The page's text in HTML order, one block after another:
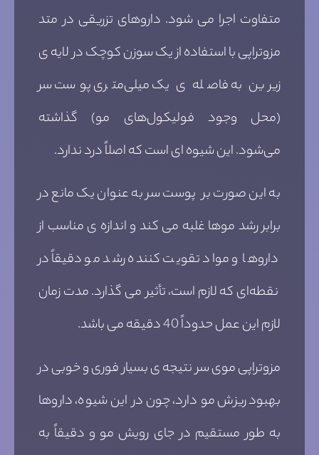
متفاوت اجرا می شود. داروهای تزریقی در متد
مزوتراپی با استفاده از یک سوزن کوچک در لایه ی
زیرین به فاصله ی یک میلی‌متری پوست سر
(محل وجود فولیکول‌های مو) گذاشته
می‌شود. این شیوه ای است که اصلاً درد ندارد.
به این صورت بر پوست سر به عنوان یک مانع در
برابر رشد موها غلبه می‌ کند و اندازه ی مناسب از
داروها و مواد تقویت کننده رشد مو دقیقاً در
نقطه‌ای که لازم است، تأثیر می گذارد. مدت زمان
لازم این عمل حدوداً 40 دقیقه می باشد.
مزوتراپی موی سر نتیجه ی بسیار فوری و خوبی در
بهبود ریزش مو دارد، چون در این شیوه، داروها
به طور مستقیم در جای رویش مو و دقیقاً به